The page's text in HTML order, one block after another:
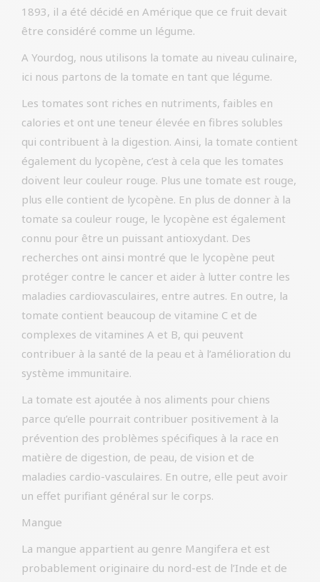
1893, il a été décidé en Amérique que ce fruit devait
être considéré comme un légume.
A Yourdog, nous utilisons la tomate au niveau culinaire,
ici nous partons de la tomate en tant que légume.
Les tomates sont riches en nutriments, faibles en
calories et ont une teneur élevée en fibres solubles
qui contribuent à la digestion. Ainsi, la tomate contient
également du lycopène, c’est à cela que les tomates
doivent leur couleur rouge. Plus une tomate est rouge,
plus elle contient de lycopène. En plus de donner à la
tomate sa couleur rouge, le lycopène est également
connu pour être un puissant antioxydant. Des
recherches ont ainsi montré que le lycopène peut
protéger contre le cancer et aider à lutter contre les
maladies cardiovasculaires, entre autres. En outre, la
tomate contient beaucoup de vitamine C et de
complexes de vitamines A et B, qui peuvent
contribuer à la santé de la peau et à l’amélioration du
système immunitaire.
La tomate est ajoutée à nos aliments pour chiens
parce qu’elle pourrait contribuer positivement à la
prévention des problèmes spécifiques à la race en
matière de digestion, de peau, de vision et de
maladies cardio-vasculaires. En outre, elle peut avoir
un effet purifiant général sur le corps.
Mangue
La mangue appartient au genre Mangifera et est
probablement originaire du nord-est de l’Inde et de